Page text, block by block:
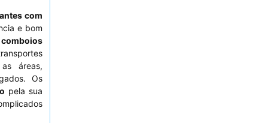
com
e bom
comboios
áreas,
Os
pela sua